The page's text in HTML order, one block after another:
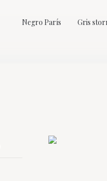
Negro París Gris